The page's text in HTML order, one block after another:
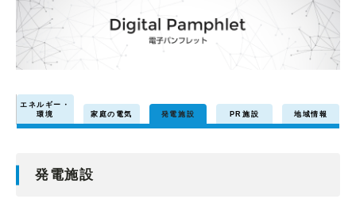
エネルギー・
環境
家庭の電気 発電施設 PR施設 地域情報
発電施設